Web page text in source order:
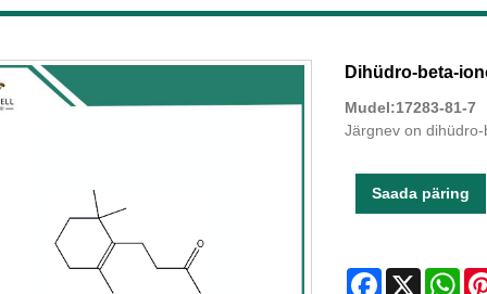
Dihüdro-beta-
Mudel:17283-81-7
Järgnev on
Saada päring
Facebook
X